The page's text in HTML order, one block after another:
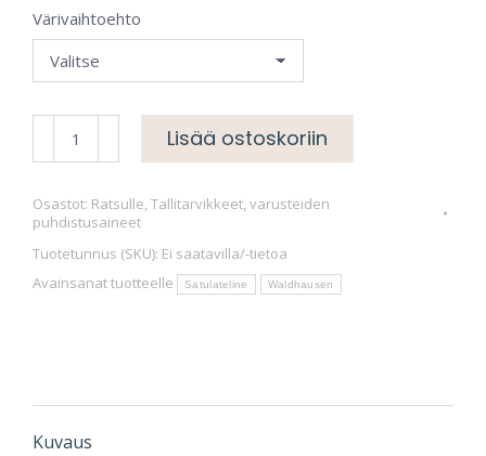
Värivaihtoehto
Satulateline
seinään
malli
määrä
Lisää ostoskoriin
Osastot: Ratsulle, Tallitarvikkeet, varusteiden
puhdistusaineet
Tuotetunnus (SKU): Ei saatavilla/-tietoa
Avainsanat tuotteelle
Satulateline Waldhausen
Kuvaus